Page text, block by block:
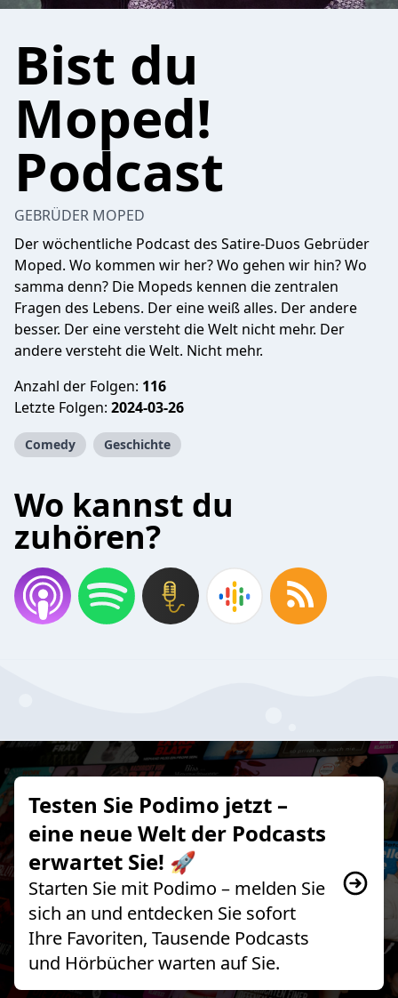
Bist du
Moped!
Podcast
GEBRÜDER MOPED
Der wöchentliche Podcast des Satire-Duos Gebrüder
Moped. Wo kommen wir her? Wo gehen wir hin? Wo
samma denn? Die Mopeds kennen die zentralen
Fragen des Lebens. Der eine weiß alles. Der andere
besser. Der eine versteht die Welt nicht mehr. Der
andere versteht die Welt. Nicht mehr.
Anzahl der Folgen: 116
Letzte Folgen: 2024-03-26
Comedy Geschichte
Wo kannst du
zuhören?
Testen Sie Podimo jetzt –
eine neue Welt der Podcasts
erwartet Sie! 🚀
Starten Sie mit Podimo – melden Sie
sich an und entdecken Sie sofort
Ihre Favoriten, Tausende Podcasts
und Hörbücher warten auf Sie.